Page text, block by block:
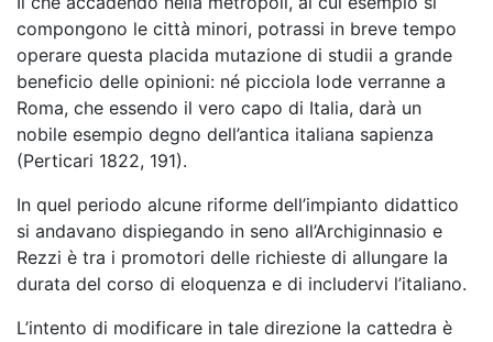
compongono le città minori, potrassi in breve tempo
operare questa placida mutazione di studii a grande
beneficio delle opinioni: né picciola lode verranne a
Roma, che essendo il vero capo di Italia, darà un
nobile esempio degno dell’antica italiana sapienza
(Perticari 1822, 191).
In quel periodo alcune riforme dell’impianto didattico
si andavano dispiegando in seno all’Archiginnasio e
Rezzi è tra i promotori delle richieste di allungare la
durata del corso di eloquenza e di includervi l’italiano.
L’intento di modificare in tale direzione la cattedra è